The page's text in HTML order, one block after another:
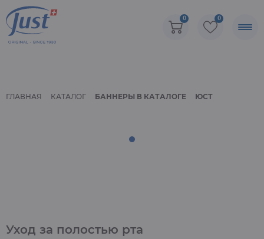
0 0
ГЛАВНАЯ КАТАЛОГ БАННЕРЫ В КАТАЛОГЕ ЮСТ
Уход за полостью рта